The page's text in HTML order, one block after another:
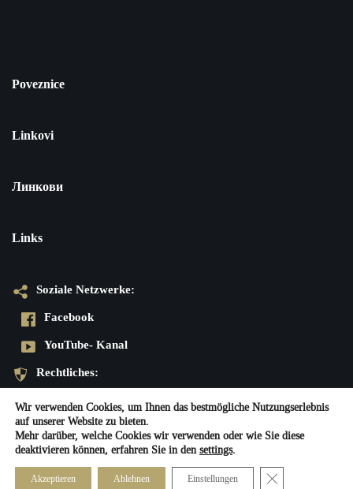
Poveznice
Linkovi
Линкови
Links
Soziale Netzwerke:
Facebook
YouTube- Kanal
Rechtliches:
Datenschutzerklärung
Impressum
Neve| Präsentiert vonWordPress
Wir verwenden Cookies, um Ihnen das bestmögliche Nutzungserlebnis
auf unserer Website zu bieten.
Mehr darüber, welche Cookies wir verwenden oder wie Sie diese
deaktivieren können, erfahren Sie in den settings.
Akzeptieren Ablehnen Einstellungen Close GDPR